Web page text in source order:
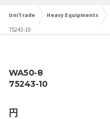
UniTrade Heavy Equipments
75243-10
WA50-8
75243-10
円